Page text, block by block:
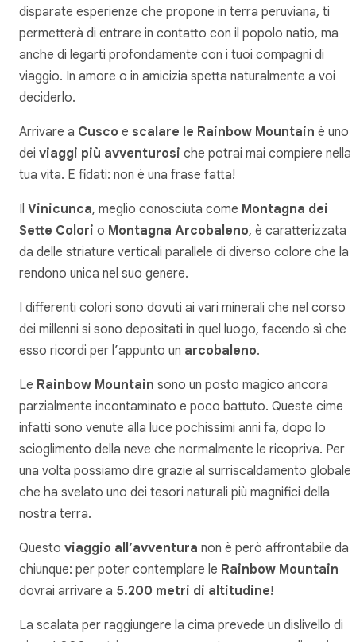
disparate esperienze che propone in terra peruviana, ti
permetterà di entrare in contatto con il popolo natio, ma
anche di legarti profondamente con i tuoi compagni di
viaggio. In amore o in amicizia spetta naturalmente a voi
deciderlo.
Arrivare a Cusco e scalare le Rainbow Mountain è uno
dei viaggi più avventurosi che potrai mai compiere nella
tua vita. E fidati: non è una frase fatta!
Il Vinicunca, meglio conosciuta come Montagna dei
Sette Colori o Montagna Arcobaleno, è caratterizzata
da delle striature verticali parallele di diverso colore che la
rendono unica nel suo genere.
I differenti colori sono dovuti ai vari minerali che nel corso
dei millenni si sono depositati in quel luogo, facendo sì che
esso ricordi per l’appunto un arcobaleno.
Le Rainbow Mountain sono un posto magico ancora
parzialmente incontaminato e poco battuto. Queste cime
infatti sono venute alla luce pochissimi anni fa, dopo lo
scioglimento della neve che normalmente le ricopriva. Per
una volta possiamo dire grazie al surriscaldamento globale,
che ha svelato uno dei tesori naturali più magnifici della
nostra terra.
Questo viaggio all’avventura non è però affrontabile da
chiunque: per poter contemplare le Rainbow Mountain
dovrai arrivare a 5.200 metri di altitudine!
La scalata per raggiungere la cima prevede un dislivello di